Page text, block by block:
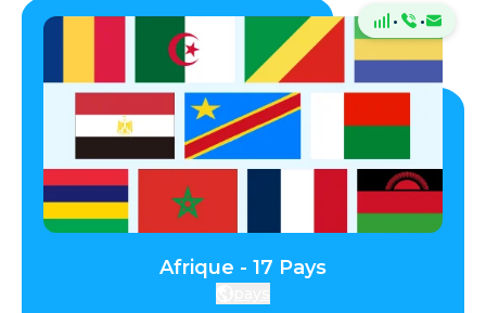
· ·
Afrique - 17 Pays